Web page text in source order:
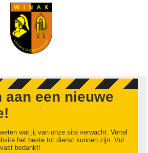
gaan
aan een nieuwe
wat jij van onze site verwacht. Vertel
het beste tot dienst kunnen zijn. Vul
bedankt!